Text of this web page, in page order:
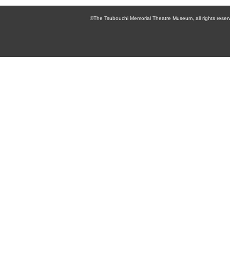
大学坪内博士記
念演劇博物館
©The Tsubouchi Memorial Theatre Museum, all rights